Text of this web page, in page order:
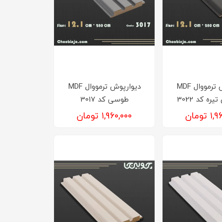
دیوارپوش ترمووال MDF
کد 3022
دیوارپوش ترمووال MDF
طوسی کد 3017
۱,۹۶۰,۰۰۰ تومان